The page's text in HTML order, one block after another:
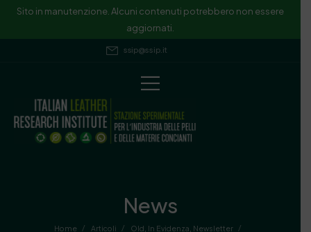
Sito in manutenzione. Alcuni contenuti potrebbero non essere
aggiornati.
ssip@ssip.it
News
Home / Articoli / Old In Evidenza Newsletter
/